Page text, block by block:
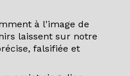
à l'image de
laissent sur notre
falsifiée et